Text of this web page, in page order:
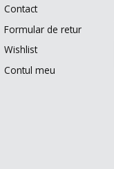
Contact
Formular de retur
Wishlist
Contul meu